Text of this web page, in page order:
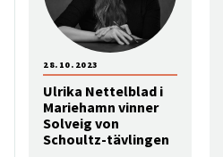
Ulrika Nettelblad i
Mariehamn vinner
Solveig von
Schoultz-tävlingen
28.10.2023